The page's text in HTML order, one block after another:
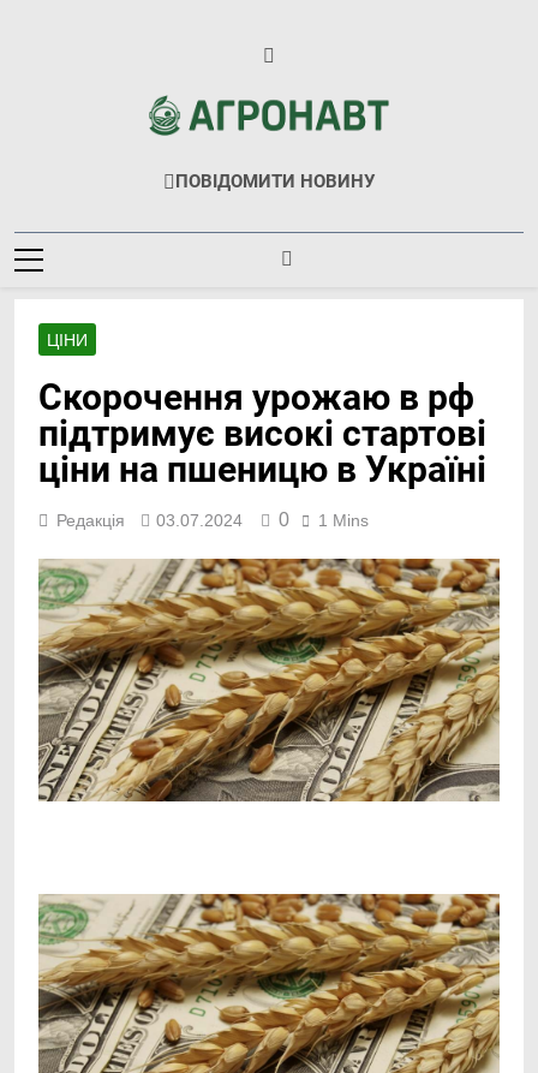
Агронавт
Новини Українського Агробізнесу
ПОВІДОМИТИ НОВИНУ
ЦІНИ
Скорочення урожаю в рф
підтримує високі стартові
ціни на пшеницю в Україні
Редакція 03.07.2024 0 1 Mins
Link